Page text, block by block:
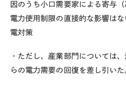
因のうち小口需要家による寄与
電力使用制限の直接的な影響は
電対策
・ただし、産業部門については
らの電力需要の回復を差し引いた